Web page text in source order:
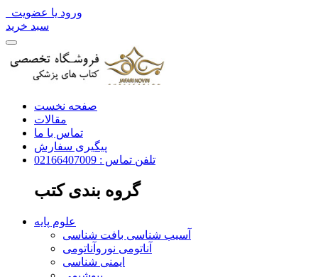
ورود یا عضویت
سبد خرید
صفحه نخست
مقالات
تماس با ما
پیگیری سفارش
تلفن تماس : 02166407009
گروه بندی کتب
علوم پایه
آسیب شناسی بافت شناسی
آناتومی نوروآناتومی
ایمنی شناسی